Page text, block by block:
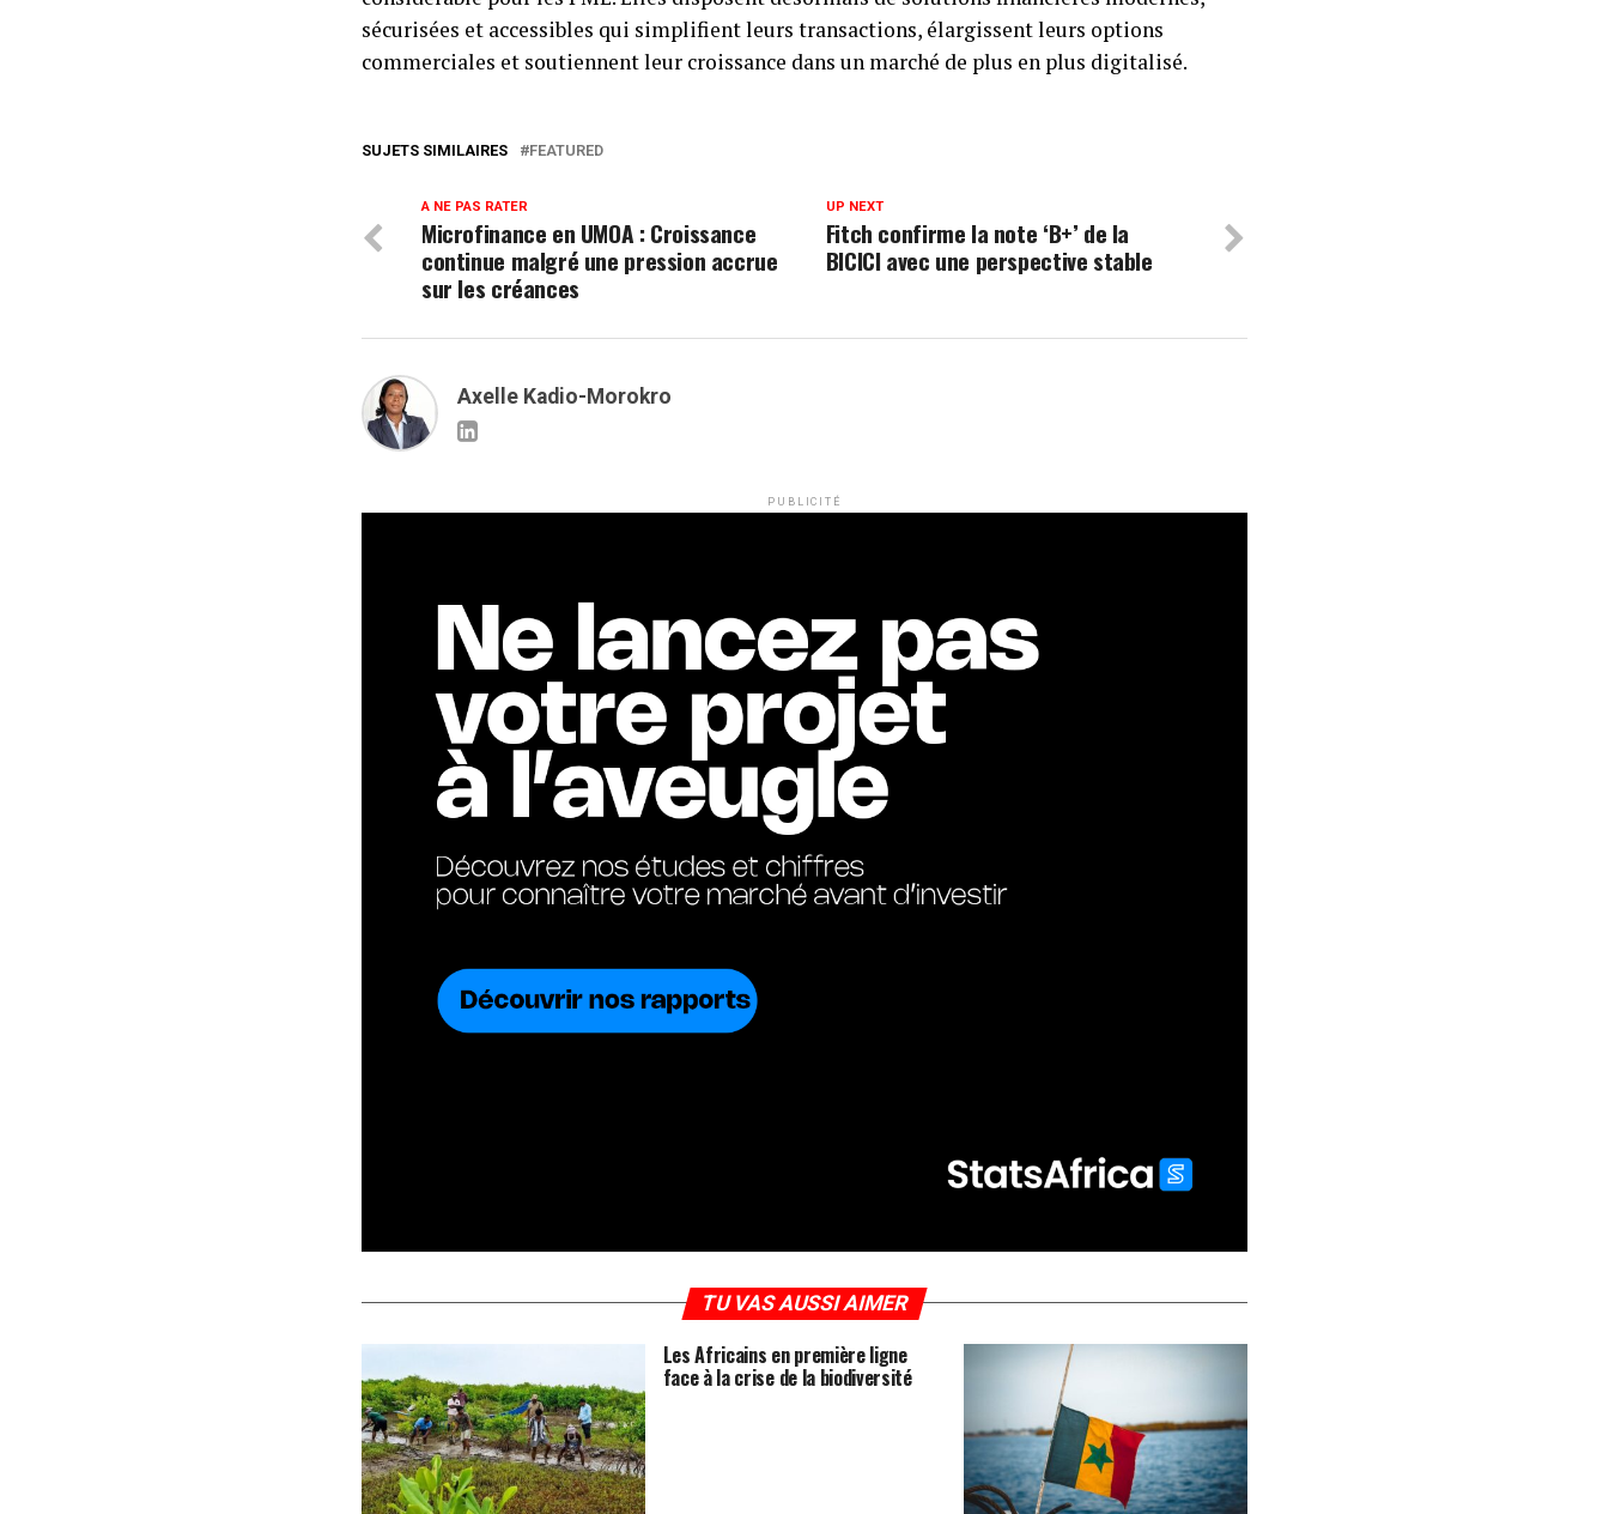
sécurisées et accessibles qui simplifient leurs transactions, élargissent leurs options
commerciales et soutiennent leur croissance dans un marché de plus en plus digitalisé.
SUJETS SIMILAIRES FEATURED
UP NEXT
Fitch confirme la note ‘B+’ de la
BICICI avec une perspective stable
A NE PAS RATER
Microfinance en UMOA : Croissance
continue malgré une pression accrue
sur les créances
Axelle Kadio-Morokro
PUBLICITÉ
TU VAS AUSSI AIMER
Les Africains en première ligne
face à la crise de la biodiversité